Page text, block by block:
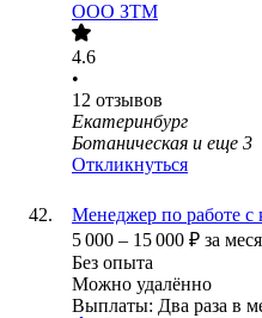
ООО ЗТМ
4.6
•
12 отзывов
Екатеринбург
Ботаническая и еще 3
Откликнуться
Менеджер по работе с
5 000 – 15 000 ₽ за
Без опыта
Можно удалённо
Выплаты: Два раза в